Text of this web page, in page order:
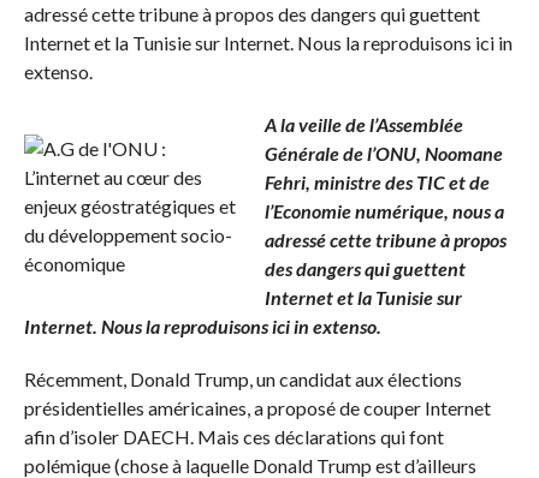
adressé cette tribune à propos des dangers qui guettent
Internet et la Tunisie sur Internet. Nous la reproduisons ici in
extenso.
A la veille de l’Assemblée
Générale de l’ONU, Noomane
Fehri, ministre des TIC et de
l’Economie numérique, nous a
adressé cette tribune à propos
des dangers qui guettent
Internet et la Tunisie sur
Internet. Nous la reproduisons ici in extenso.
Récemment, Donald Trump, un candidat aux élections
présidentielles américaines, a proposé de couper Internet
afin d’isoler DAECH. Mais ces déclarations qui font
polémique (chose à laquelle Donald Trump est d’ailleurs